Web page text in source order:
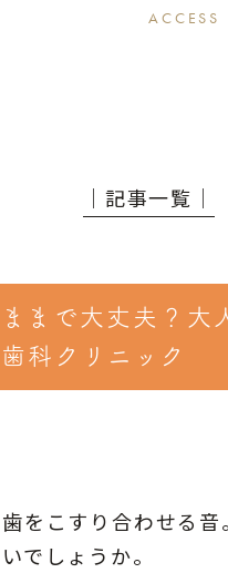
ACCESS
│記事一覧│
まで大丈夫？大
科クリニック
をこすり合わせる
でしょうか。